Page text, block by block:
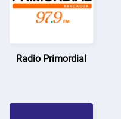
Radio Primordial